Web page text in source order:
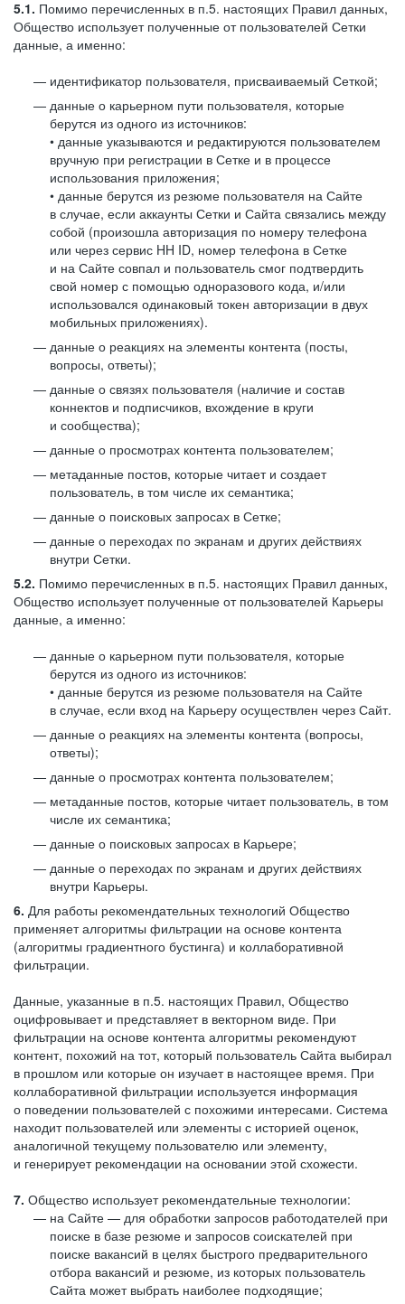
5.1. Помимо перечисленных в п.5. настоящих Правил данных,
Общество использует полученные от пользователей Сетки
данные, а именно:
идентификатор пользователя, присваиваемый Сеткой;
данные о карьерном пути пользователя, которые
берутся из одного из источников:
• данные указываются и редактируются пользователем
вручную при регистрации в Сетке и в процессе
использования приложения;
• данные берутся из резюме пользователя на Сайте
в случае, если аккаунты Сетки и Сайта связались между
собой (произошла авторизация по номеру телефона
или через сервис HH ID, номер телефона в Сетке
и на Сайте совпал и пользователь смог подтвердить
свой номер с помощью одноразового кода, и/или
использовался одинаковый токен авторизации в двух
мобильных приложениях).
данные о реакциях на элементы контента (посты,
вопросы, ответы);
данные о связях пользователя (наличие и состав
коннектов и подписчиков, вхождение в круги
и сообщества);
данные о просмотрах контента пользователем;
метаданные постов, которые читает и создает
пользователь, в том числе их семантика;
данные о поисковых запросах в Сетке;
данные о переходах по экранам и других действиях
внутри Сетки.
5.2. Помимо перечисленных в п.5. настоящих Правил данных,
Общество использует полученные от пользователей Карьеры
данные, а именно:
данные о карьерном пути пользователя, которые
берутся из одного из источников:
• данные берутся из резюме пользователя на Сайте
в случае, если вход на Карьеру осуществлен через Сайт.
данные о реакциях на элементы контента (вопросы,
ответы);
данные о просмотрах контента пользователем;
метаданные постов, которые читает пользователь, в том
числе их семантика;
данные о поисковых запросах в Карьере;
данные о переходах по экранам и других действиях
внутри Карьеры.
6. Для работы рекомендательных технологий Общество
применяет алгоритмы фильтрации на основе контента
(алгоритмы градиентного бустинга) и коллаборативной
фильтрации.
Данные, указанные в п.5. настоящих Правил, Общество
оцифровывает и представляет в векторном виде. При
фильтрации на основе контента алгоритмы рекомендуют
контент, похожий на тот, который пользователь Сайта выбирал
в прошлом или которые он изучает в настоящее время. При
коллаборативной фильтрации используется информация
о поведении пользователей с похожими интересами. Система
находит пользователей или элементы с историей оценок,
аналогичной текущему пользователю или элементу,
и генерирует рекомендации на основании этой схожести.
7. Общество использует рекомендательные технологии:
на Сайте — для обработки запросов работодателей при
поиске в базе резюме и запросов соискателей при
поиске вакансий в целях быстрого предварительного
отбора вакансий и резюме, из которых пользователь
Сайта может выбрать наиболее подходящие;